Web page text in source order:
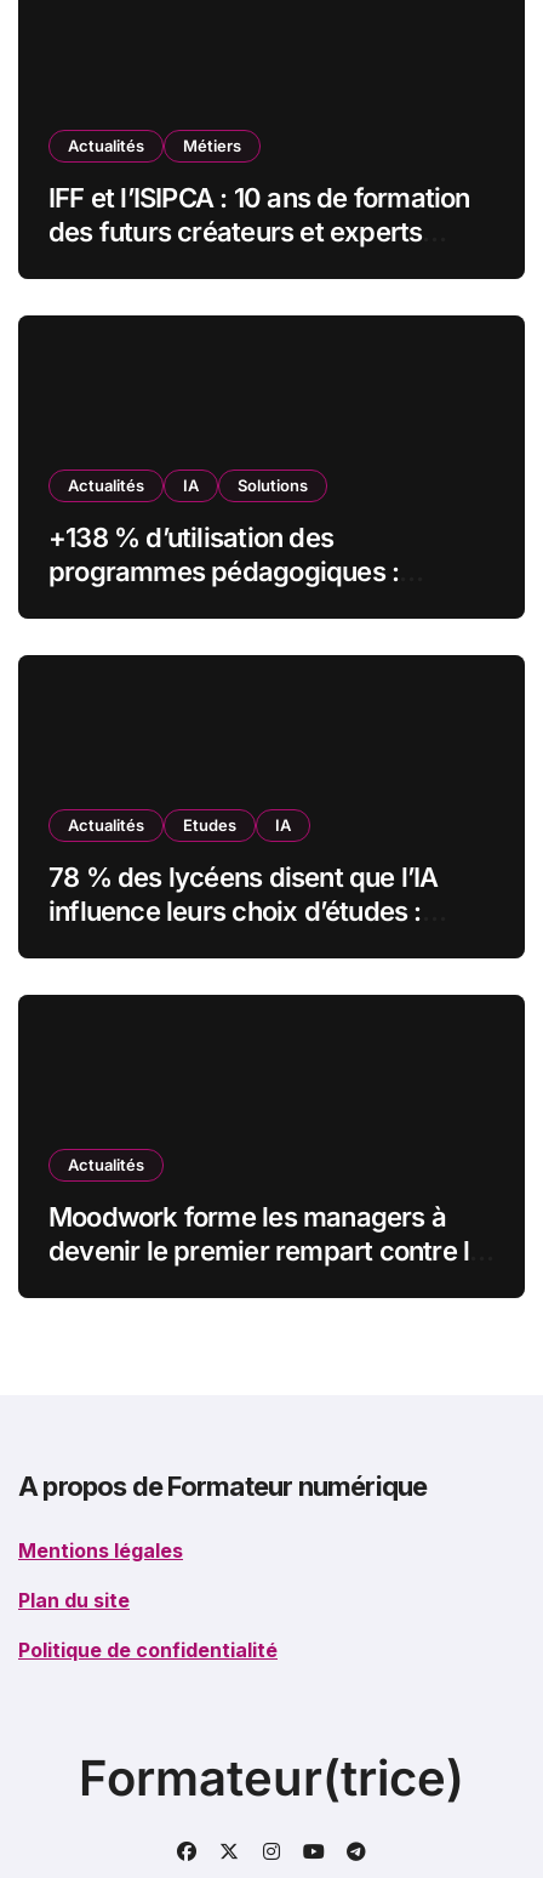
Actualités Métiers
IFF et l’ISIPCA : 10 ans de formation
des futurs créateurs et experts
Actualités IA Solutions
+138 % d’utilisation des
programmes pédagogiques :
Actualités Etudes IA
78 % des lycéens disent que l’IA
influence leurs choix d’études :
Actualités
Moodwork forme les managers à
devenir le premier rempart contre le
A propos de Formateur numérique
Mentions légales
Plan du site
Politique de confidentialité
Formateur(trice)